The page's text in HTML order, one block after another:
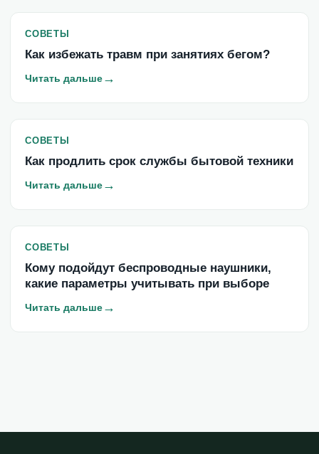
СОВЕТЫ
Как избежать травм при занятиях бегом?
Читать дальше→
СОВЕТЫ
Как продлить срок службы бытовой техники
Читать дальше→
СОВЕТЫ
Кому подойдут беспроводные наушники,
какие параметры учитывать при выборе
Читать дальше→